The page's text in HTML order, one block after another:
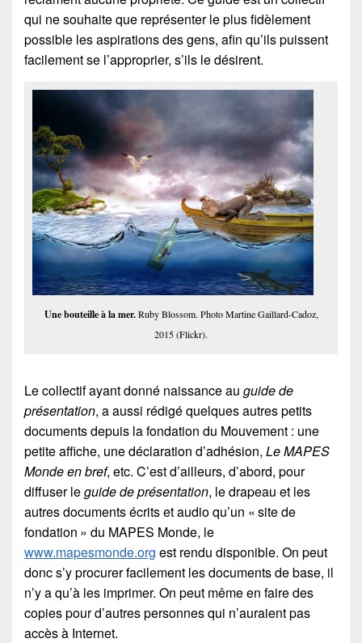
qui ne souhaite que représenter le plus fidèlement
possible les aspirations des gens, afin qu’ils puissent
facilement se l’approprier, s’ils le désirent.
Une bouteille à la mer.Ruby Blossom. Photo Martine Gaillard-Cadoz,
2015 (Flickr).
Le collectif ayant donné naissance au guide de
présentation, a aussi rédigé quelques autres petits
documents depuis la fondation du Mouvement : une
petite affiche, une déclaration d’adhésion, Le MAPES
Monde en bref, etc. C’est d’ailleurs, d’abord, pour
diffuser leguide de présentation, le drapeau et les
autres documents écrits et audio qu’un « site de
fondation » du MAPES Monde, le
www.mapesmonde.org est rendu disponible. On peut
donc s’y procurer facilement les documents de base, il
n’y a qu’à les imprimer. On peut même en faire des
copies pour d’autres personnes qui n’auraient pas
accès à Internet.